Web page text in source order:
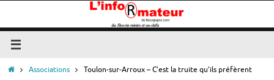
contenu
Accueil
Associations Toulon-sur-Arroux – C’est la truite qu’ils préfèrent